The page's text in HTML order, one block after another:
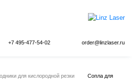
+7 495-477-54-02 order@linzlaser.ru
для кислородной резки
Сопла для